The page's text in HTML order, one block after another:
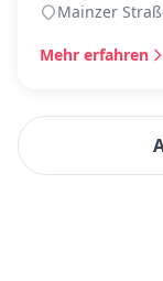
Mainzer
Mehr erfahren